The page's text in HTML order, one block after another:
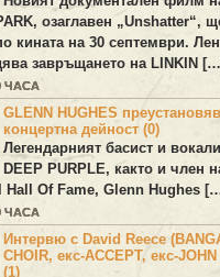
, озаглавен „Unshatter“,
кината на 30 септември.
завръщането наLINKIN
ЧАСА
GLENN HUGHES
концертна дейност (0)
Легендарният басист и
DEEP PURPLE, както и член
Hall Of Fame, Glenn Hughes
ЧАСА
Интервю с David Reece
CHOIR, екс-ACCEPT, екс-
(1)